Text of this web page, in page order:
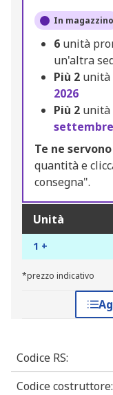
In magazzino
6 unità
un'altra
Più 2 unità
2026
Più 2 unità
settembre
Te ne
quantità e
consegna".
Unità
1 +
*prezzo indicativo
Codice RS:
Codice costruttore: